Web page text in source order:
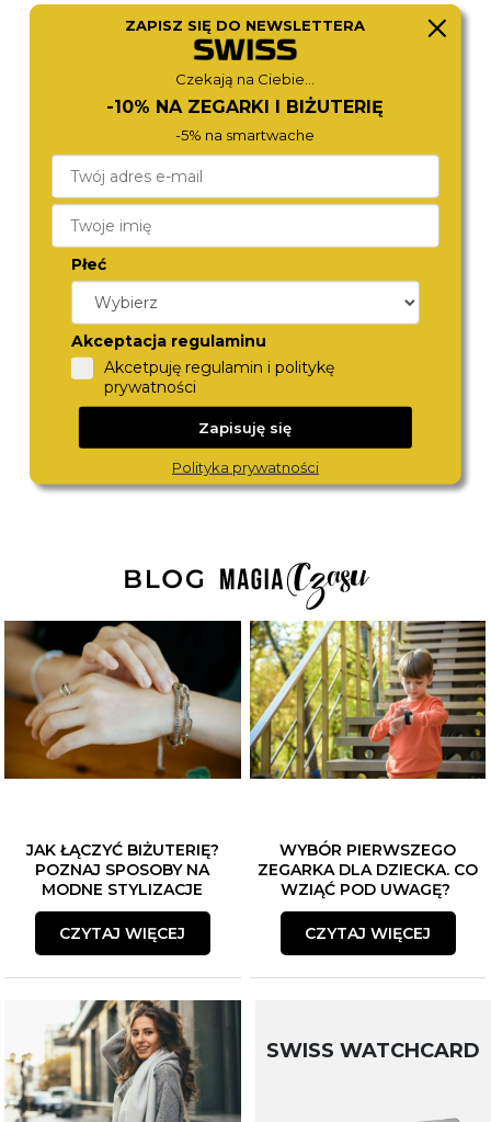
TORII
G28GS.RG
450,- 450,-
JAK ŁĄCZYĆ BIŻUTERIĘ?
POZNAJ SPOSOBY NA
MODNE STYLIZACJE
CZYTAJ WIĘCEJ
WYBÓR PIERWSZEGO
ZEGARKA DLA DZIECKA. CO
WZIĄĆ POD UWAGĘ?
CZYTAJ WIĘCEJ
SWISS WATCHCARD
ZAPISZ SIĘ DO NEWSLETTERA
Czekają na Ciebie...
-10% NA ZEGARKI I BIŻUTERIĘ
-5% na smartwache
Płeć
Akceptacja regulaminu
Akcetpuję regulamin i politykę
prywatności
Zapisuję się
Polityka prywatności